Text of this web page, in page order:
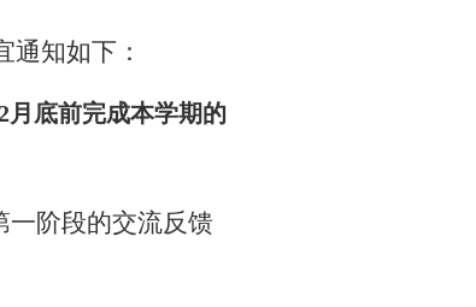
知如下：
月底前完成本学期的
一阶段的交流反馈